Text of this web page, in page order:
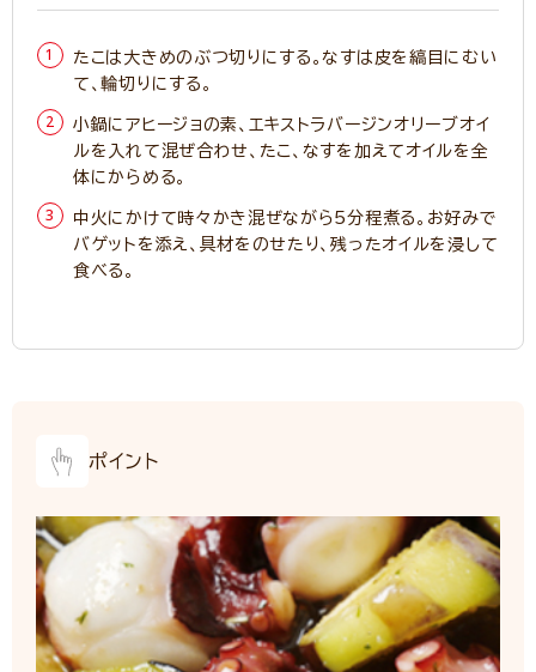
たこは大きめのぶつ切りにする。なすは皮を縞目にむい
て、輪切りにする。
小鍋にアヒージョの素、エキストラバージンオリーブオイ
ルを入れて混ぜ合わせ、たこ、なすを加えてオイルを全
体にからめる。
中火にかけて時々かき混ぜながら5分程煮る。お好みで
バゲットを添え、具材をのせたり、残ったオイルを浸して
食べる。
ポイント